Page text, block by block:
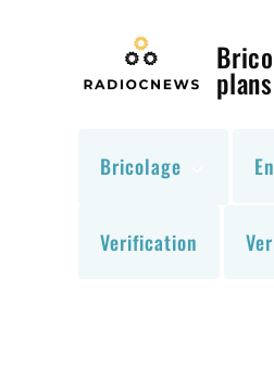
Bricolage
Verification